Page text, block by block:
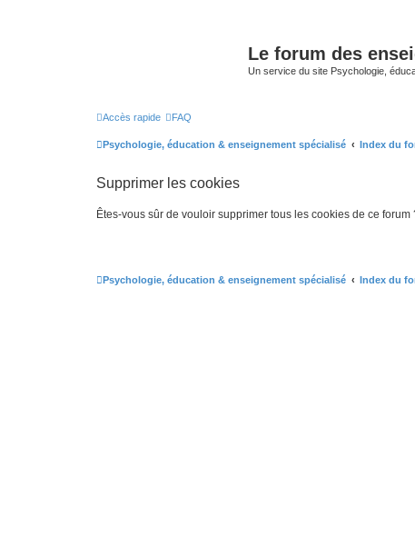
Le forum des
Un service du site Psychologie,
Accès rapide FAQ
Psychologie, éducation & enseignement spécialisé Index du
Supprimer les cookies
Êtes-vous sûr de vouloir supprimer tous les cookies de ce forum
Psychologie, éducation & enseignement spécialisé Index du